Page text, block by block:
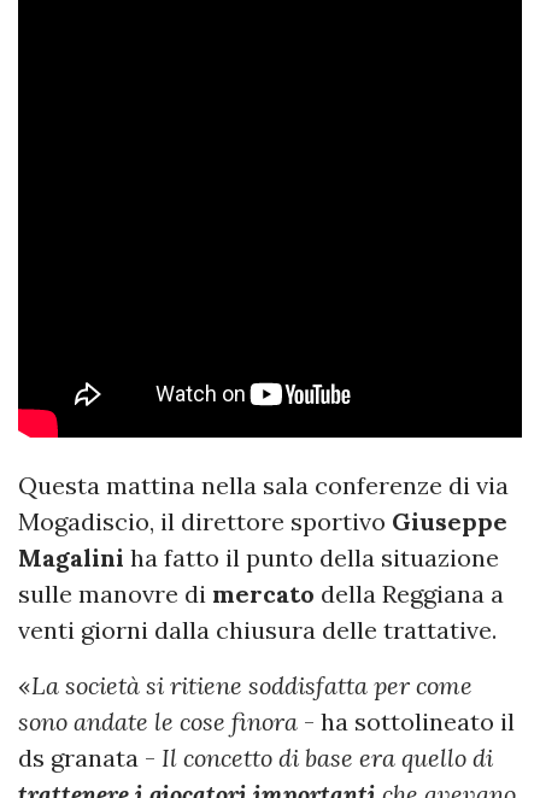
Questa mattina nella sala conferenze di via
Mogadiscio, il direttore sportivo Giuseppe
Magalini ha fatto il punto della situazione
sulle manovre di mercato della Reggiana a
venti giorni dalla chiusura delle trattative.
«La società si ritiene soddisfatta per come
sono andate le cose finora - ha sottolineato il
ds granata - Il concetto di base era quello di